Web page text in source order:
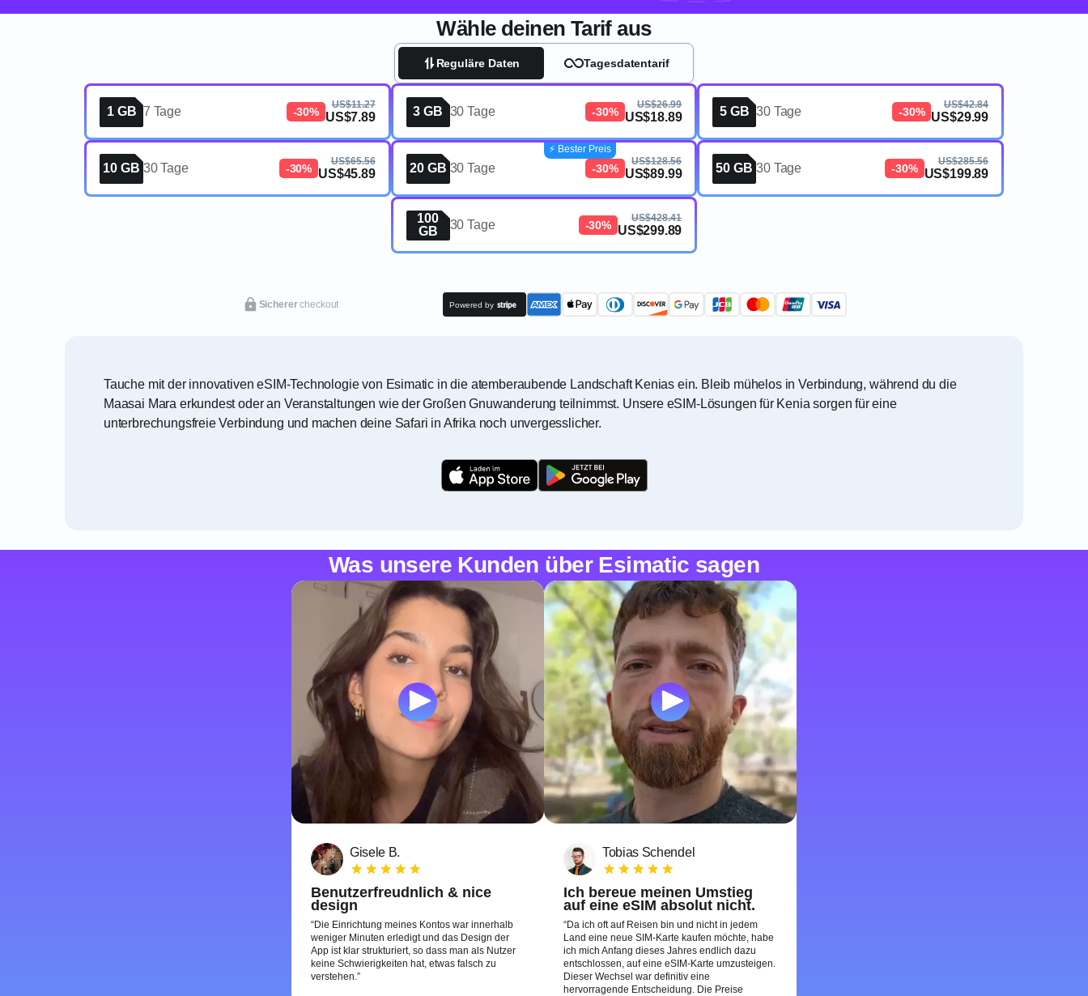
Wähle deinen Tarif aus
Reguläre Daten Tagesdatentarif
1 GB 7 Tage -30%
US$11.27
US$7.89 3 GB 30 Tage -30%
US$26.99
US$18.89 5 GB 30 Tage -30%
US$42.84
US$29.99
10 GB 30 Tage -30%
US$65.56
US$45.89 20 GB 30 Tage -30%
US$128.56
US$89.99
⚡️ Bester Preis
50 GB 30 Tage -30%
US$285.56
US$199.89
100
GB
30 Tage -30%
US$428.41
US$299.89
Sicherercheckout Powered by
Tauche mit der innovativen eSIM-Technologie von Esimatic in die atemberaubende Landschaft Kenias ein. Bleib mühelos in Verbindung, während du die
Maasai Mara erkundest oder an Veranstaltungen wie der Großen Gnuwanderung teilnimmst. Unsere eSIM-Lösungen für Kenia sorgen für eine
unterbrechungsfreie Verbindung und machen deine Safari in Afrika noch unvergesslicher.
Was unsere Kunden über Esimatic sagen
Gisele B.
Benutzerfreudnlich & nice
design
Die Einrichtung meines Kontos war innerhalb
weniger Minuten erledigt und das Design der
App ist klar strukturiert, so dass man als Nutzer
keine Schwierigkeiten hat, etwas falsch zu
verstehen.
Tobias Schendel
Ich bereue meinen Umstieg
auf eine eSIM absolut nicht.
Da ich oft auf Reisen bin und nicht in jedem
Land eine neue SIM-Karte kaufen möchte, habe
ich mich Anfang dieses Jahres endlich dazu
entschlossen, auf eine eSIM-Karte umzusteigen.
Dieser Wechsel war definitiv eine
hervorragende Entscheidung. Die Preise